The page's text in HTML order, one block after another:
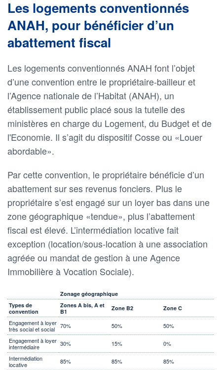
Les logements conventionnés
ANAH, pour bénéficier d’un
abattement fiscal
Les logements conventionnés ANAH font l’objet
d’une convention entre le propriétaire-bailleur et
l’Agence nationale de l’Habitat (ANAH), un
établissement public placé sous la tutelle des
ministères en charge du Logement, du Budget et de
l'Economie. Il s’agit du dispositif Cosse ou «Louer
abordable».
Par cette convention, le propriétaire bénéficie d’un
abattement sur ses revenus fonciers. Plus le
propriétaire s’est engagé sur un loyer bas dans une
zone géographique «tendue», plus l’abattement
fiscal est élevé. L’intermédiation locative fait
exception (location/sous-location à une association
agréée ou mandat de gestion à une Agence
Immobilière à Vocation Sociale).
Zonage géographique
Types de
convention
Zones A bis, A et
B1
Zone B2 Zone C
Engagement à loyer
très social et social
70% 50%
50%
Engagement à loyer
intermédiaire
30% 15%
0%
Intermédiation
locative
85% 85% 85%